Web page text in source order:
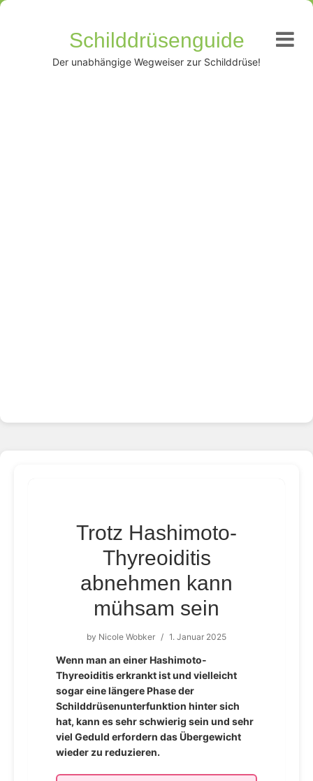
Schilddrüsenguide
Der unabhängige Wegweiser zur Schilddrüse!
Trotz Hashimoto-
Thyreoiditis
abnehmen kann
mühsam sein
by Nicole Wobker / 1. Januar 2025
Wenn man an einer Hashimoto-
Thyreoiditis erkrankt ist und vielleicht
sogar eine längere Phase der
Schilddrüsenunterfunktion hinter sich
hat, kann es sehr schwierig sein und sehr
viel Geduld erfordern das Übergewicht
wieder zu reduzieren.